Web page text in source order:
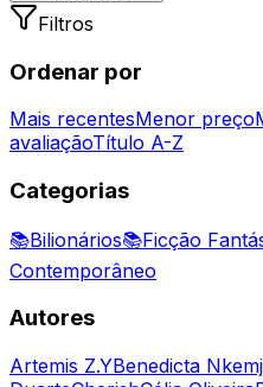
Filtros
Ordenar por
Mais recentesMenor preço
avaliaçãoTítulo A-Z
Categorias
📚Bilionários📚Ficção
Contemporâneo
Autores
Artemis Z.YBenedicta